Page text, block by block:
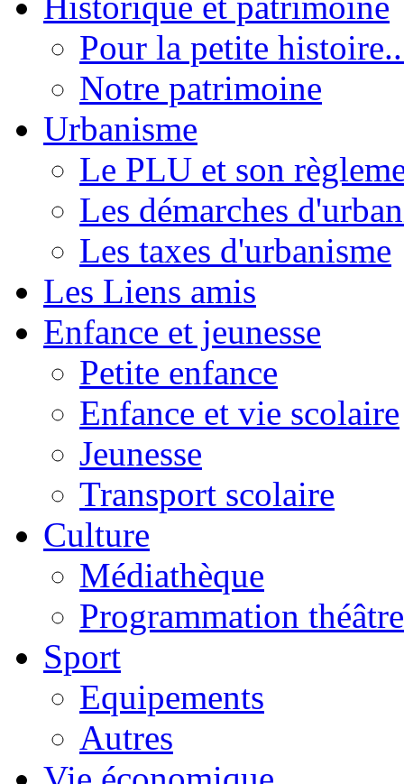
Pour la petite
Notre patrimoine
Urbanisme
Le PLU et son
Les démarches
Les taxes d'urbanisme
Les Liens amis
Enfance et jeunesse
Petite enfance
Enfance et vie scolaire
Jeunesse
Transport scolaire
Culture
Médiathèque
Programmation théâtre
Sport
Equipements
Autres